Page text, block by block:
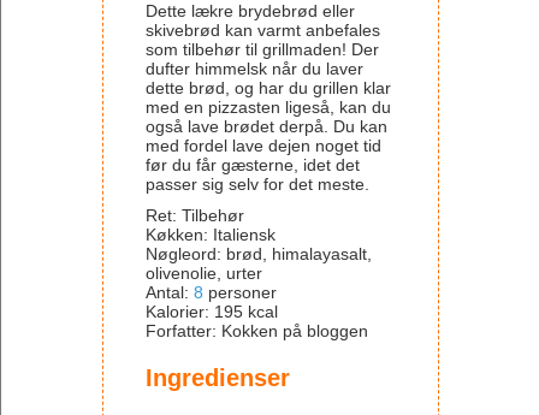
Dette lækre brydebrød eller
skivebrød kan varmt anbefales
som tilbehør til grillmaden! Der
dufter himmelsk når du laver
dette brød, og har du grillen klar
med en pizzasten ligeså, kan du
også lave brødet derpå. Du kan
med fordel lave dejen noget tid
før du får gæsterne, idet det
passer sig selv for det meste.
Ret: Tilbehør
Køkken: Italiensk
Nøgleord: brød, himalayasalt,
olivenolie, urter
Antal: 8 personer
Kalorier: 195 kcal
Forfatter: Kokken på bloggen
Ingredienser